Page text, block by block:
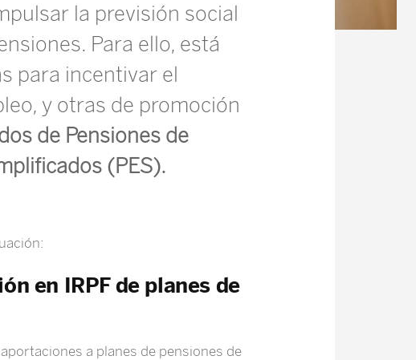
la previsión social
Para ello, está
para incentivar el
y otras de promoción
de Pensiones de
(PES).
en IRPF de planes de
a planes de pensiones de